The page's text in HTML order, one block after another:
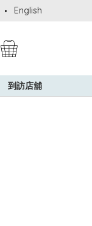
購買一般貨品(冷凍食
English
到訪店舖